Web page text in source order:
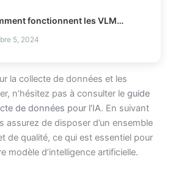
Comment fonctionnent les VLMs modernes en IA ?
5, 2024
la collecte de données et les
n’hésitez pas à consulter le guide
de données pour l’IA. En suivant
assurez de disposer d’un ensemble
de qualité, ce qui est essentiel pour
modèle d’intelligence artificielle.